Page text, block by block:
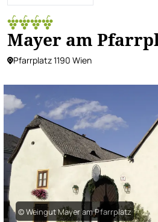
Mayer am
Pfarrplatz 1190 Wien
© Weingut Mayer am Pfarrplatz